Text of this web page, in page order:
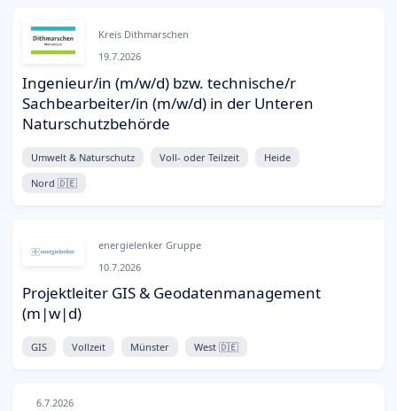
Kreis Dithmarschen
19.7.2026
Ingenieur/in (m/w/d) bzw. technische/r
Sachbearbeiter/in (m/w/d) in der Unteren
Naturschutzbehörde
Umwelt & Naturschutz Voll- oder Teilzeit
Heide
Nord 🇩🇪
energielenker Gruppe
10.7.2026
Projektleiter GIS & Geodatenmanagement
(m|w|d)
GIS Vollzeit Münster West 🇩🇪
6.7.2026